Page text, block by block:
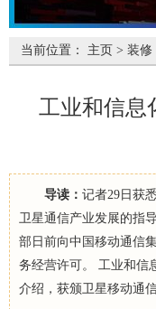
当前位置： 主页 > 装修
工业和信息
导读： 记者29日获
卫星通信产业发展的指
部日前向中国移动通信
务经营许可。 工业和信
介绍，获颁卫星移动通